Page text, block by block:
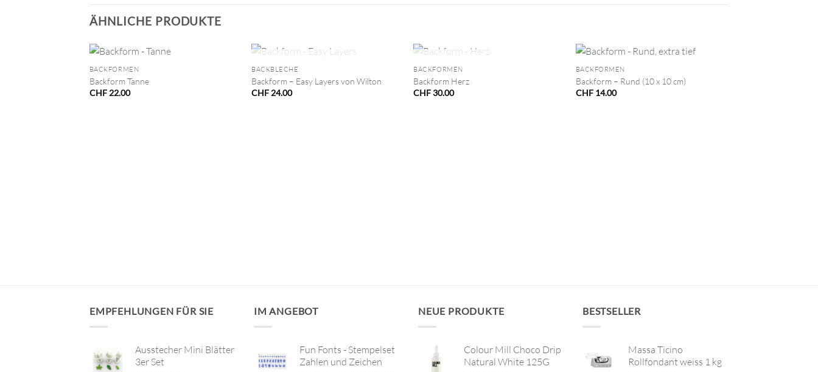
ÄHNLICHE PRODUKTE
+
BACKFORMEN
Backform Tanne
CHF22.00
+
NICHT VORRÄTIG
BACKBLECHE
Backform – Easy Layers von Wilton
CHF 24.00
+
NICHT VORRÄTIG
BACKFORMEN
Backform Herz
CHF30.00
+
BACKFORMEN
Backform – Rund (10 x 10 cm)
CHF14.00
EMPFEHLUNGEN FÜR SIE
Ausstecher Mini Blätter
3er Set
IM ANGEBOT
Fun Fonts - Stempelset
Zahlen und Zeichen
NEUE PRODUKTE
Colour Mill Choco Drip
Natural White 125G
BESTSELLER
Massa Ticino
Rollfondant weiss 1 kg